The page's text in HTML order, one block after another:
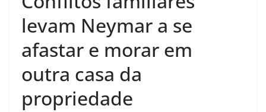
levam Neymar a se
afastar e morar em
outra casa da
propriedade